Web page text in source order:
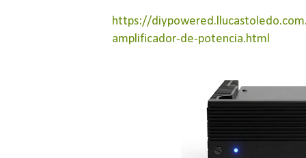
https://
amplificador-de-potencia.html